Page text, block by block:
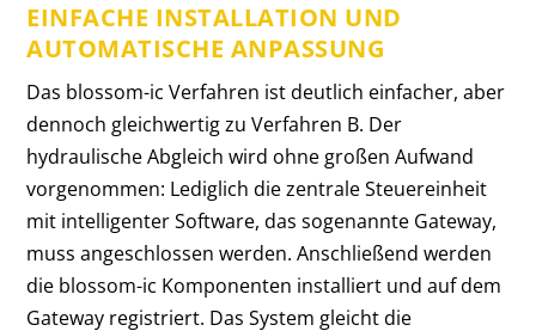
EINFACHE INSTALLATION UND
AUTOMATISCHE ANPASSUNG
Das blossom-ic Verfahren ist deutlich einfacher, aber
dennoch gleichwertig zu Verfahren B. Der
hydraulische Abgleich wird ohne großen Aufwand
vorgenommen: Lediglich die zentrale Steuereinheit
mit intelligenter Software, das sogenannte Gateway,
muss angeschlossen werden. Anschließend werden
die blossom-ic Komponenten installiert und auf dem
Gateway registriert. Das System gleicht die